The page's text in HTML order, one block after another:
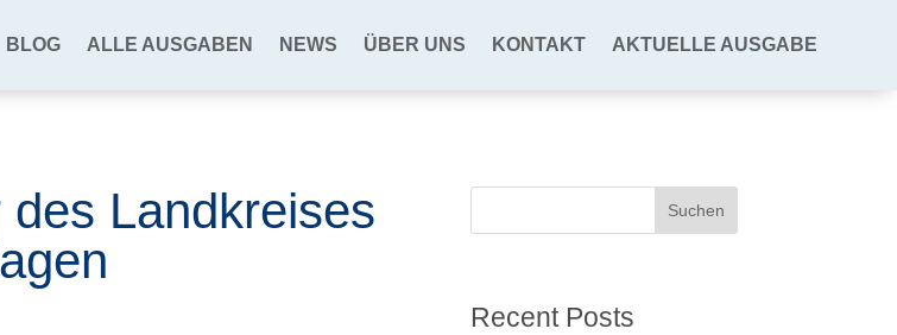
BLOG ALLE AUSGABEN NEWS ÜBER UNS KONTAKT AKTUELLE AUSGABE
Landkreises
Suchen
Recent Posts